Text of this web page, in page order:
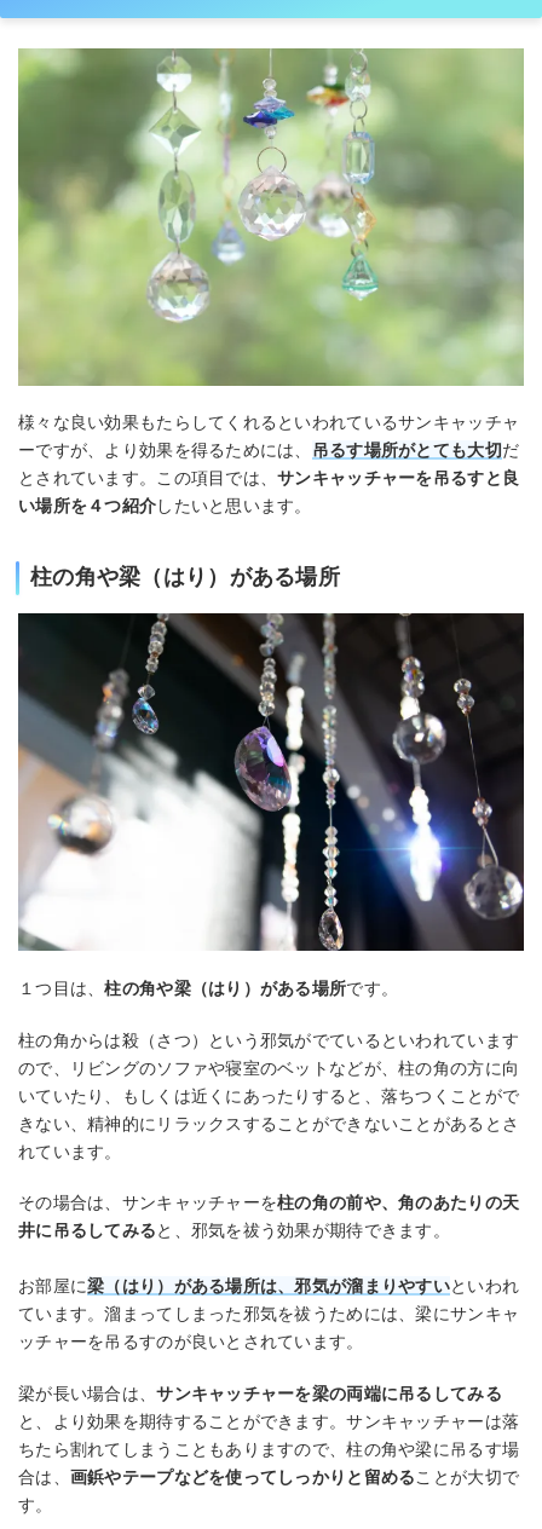
様々な良い効果もたらしてくれるといわれているサンキャッチャ
ーですが、より効果を得るためには、 吊るす場所がとても大切だ
とされています。この項目では、サンキャッチャーを吊るすと良
い場所を４つ紹介したいと思います。
柱の角や梁（はり）がある場所
１つ目は、柱の角や梁（はり）がある場所です。
柱の角からは殺（さつ）という邪気がでているといわれています
ので、リビングのソファや寝室のベットなどが、柱の角の方に向
いていたり、もしくは近くにあったりすると、落ちつくことがで
きない、精神的にリラックスすることができないことがあるとさ
れています。
その場合は、サンキャッチャーを柱の角の前や、角のあたりの天
井に吊るしてみると、邪気を祓う効果が期待できます。
お部屋に梁（はり）がある場所は、邪気が溜まりやすいといわれ
ています。溜まってしまった邪気を祓うためには、梁にサンキャ
ッチャーを吊るすのが良いとされています。
梁が長い場合は、サンキャッチャーを梁の両端に吊るしてみる
と、より効果を期待することができます。サンキャッチャーは落
ちたら割れてしまうこともありますので、柱の角や梁に吊るす場
合は、 画鋲やテープなどを使ってしっかりと留めることが大切で
す。